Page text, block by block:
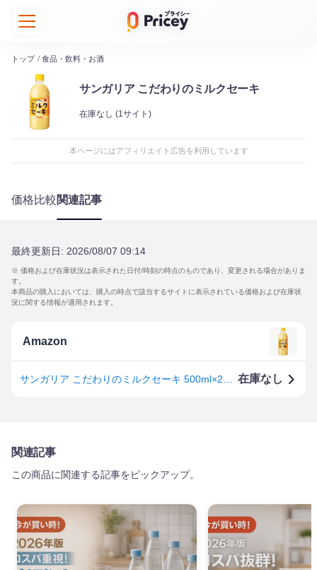
トップ / 食品・飲料・お酒
サンガリア こだわりのミルクセーキ
在庫なし (1サイト)
本ページにはアフィリエイト広告を利用しています
価格比較関連記事
最終更新日: 2026/08/07 09:14
※ 価格および在庫状況は表示された日付/時刻の時点のものであり、変更される場合がありま
す。
本商品の購入においては、購入の時点で該当するサイトに表示されている価格および在庫状
況に関する情報が適用されます。
Amazon
在庫なし
関連記事
この商品に関連する記事をピックアップ。